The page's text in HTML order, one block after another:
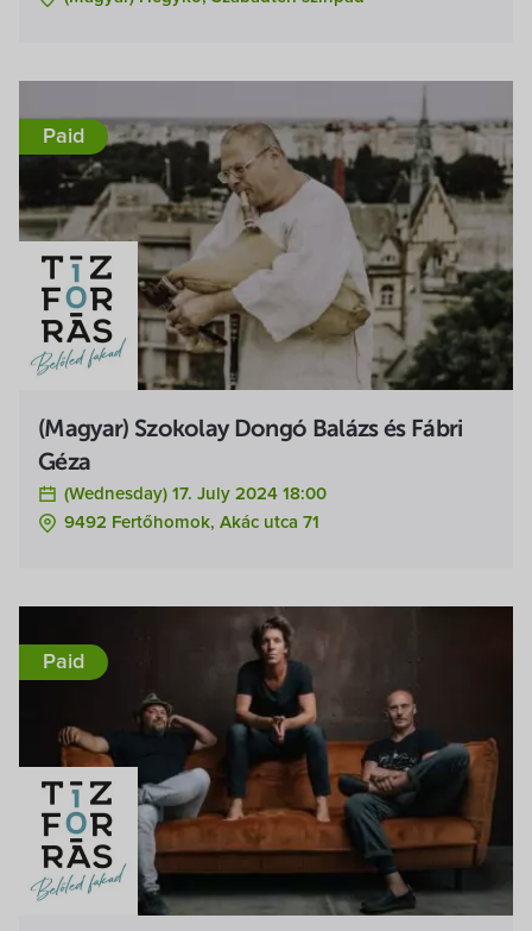
Paid
(Magyar) Szokolay Dongó Balázs és Fábri
Géza
(Wednesday) 17. July 2024 18:00
9492 Fertőhomok, Akác utca 71
Paid